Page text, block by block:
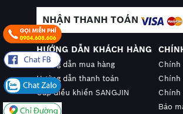
NHẬN THANH TOÁN
HƯỚNG DẪN KHÁCH HÀNG
Hướng dẫn mua hàng
Hướng dẫn thanh toán
Cáp điều khiển SANGJIN
Chính
Chính
Chính
Bảo